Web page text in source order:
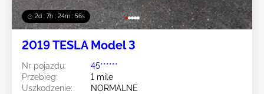
2d : 7h : 24m : 54s
2019 TESLA Model 3
Nr pojazdu:
45******
Przebieg:
1 mile
Uszkodzenie:
NORMALNE